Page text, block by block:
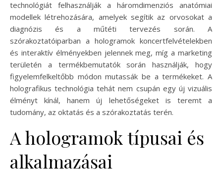
technológiát felhasználják a háromdimenziós anatómiai
modellek létrehozására, amelyek segítik az orvosokat a
diagnózis és a műtéti tervezés során. A
szórakoztatóiparban a hologramok koncertfelvételekben
és interaktív élményekben jelennek meg, míg a marketing
területén a termékbemutatók során használják, hogy
figyelemfelkeltőbb módon mutassák be a termékeket. A
holografikus technológia tehát nem csupán egy új vizuális
élményt kínál, hanem új lehetőségeket is teremt a
tudomány, az oktatás és a szórakoztatás terén.
A hologramok típusai és
alkalmazásai